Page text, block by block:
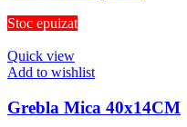
Stoc epuizat
Quick view
Add to wishlist
Grebla Mica 40x14CM